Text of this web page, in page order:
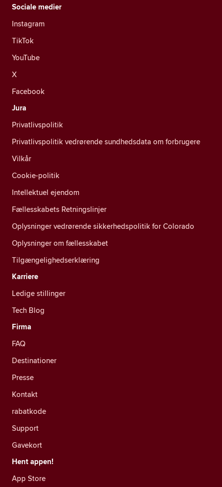
Sociale medier
Instagram
TikTok
YouTube
X
Facebook
Jura
Privatlivspolitik
Privatlivspolitik vedrørende sundhedsdata om forbrugere
Vilkår
Cookie-politik
Intellektuel ejendom
Fællesskabets Retningslinjer
Oplysninger vedrørende sikkerhedspolitik for Colorado
Oplysninger om fællesskabet
Tilgængelighedserklæring
Karriere
Ledige stillinger
Tech Blog
Firma
FAQ
Destinationer
Presse
Kontakt
rabatkode
Support
Gavekort
Hent appen!
App Store